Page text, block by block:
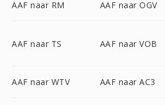
AAF naar RM AAF naar OGV
AAF naar TS AAF naar VOB
AAF naar WTV AAF naar AC3